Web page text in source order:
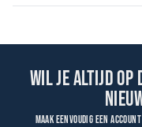
Wil je altijd op
Maak eenvoudig een